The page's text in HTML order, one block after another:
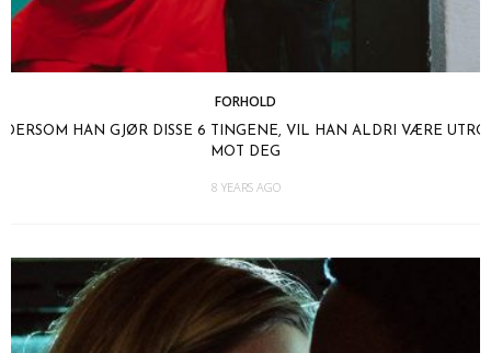
FORHOLD
DERSOM HAN GJØR DISSE 6 TINGENE, VIL HAN ALDRI VÆRE UTRO
MOT DEG
8 YEARS AGO